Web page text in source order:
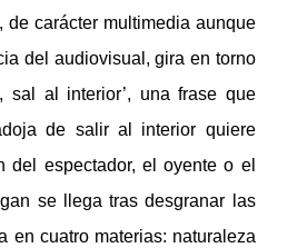
de carácter multimedia aunque
del audiovisual, gira en torno
sal al interior’, una frase que
de salir al interior quiere
del espectador, el oyente o el
se llega tras desgranar las
en cuatro materias: naturaleza